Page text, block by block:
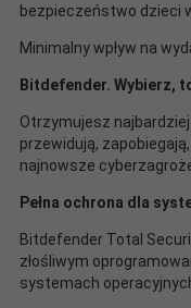
bezpieczeństwo dzieci
Minimalny wpływ na
Bitdefender. Wybierz,
Otrzymujesz
przewidują,
najnowsze
Pełna ochrona dla
Bitdefender Total
złośliwym
systemach